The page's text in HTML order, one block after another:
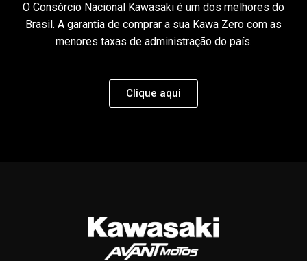
O Consórcio Nacional Kawasaki é um dos melhores do
Brasil. A garantia de comprar a sua Kawa Zero com as
menores taxas de administração do país.
Clique aqui